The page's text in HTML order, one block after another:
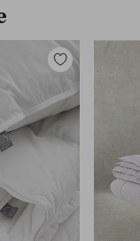
Lägg
favoriter